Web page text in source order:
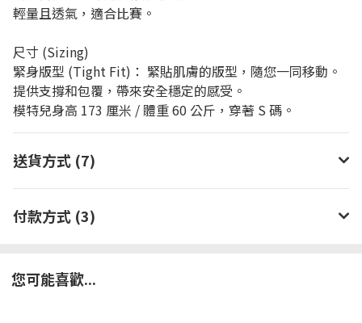
輕量且透氣，適合比賽。
尺寸 (Sizing)
緊身版型 (Tight Fit)： 緊貼肌膚的版型，隨您一同移動。
提供支撐和包覆，帶來安全穩定的感受。
模特兒身高 173 厘米 / 體重 60 公斤，穿著 S 碼。
送貨方式 (7)
付款方式 (3)
您可能喜歡...